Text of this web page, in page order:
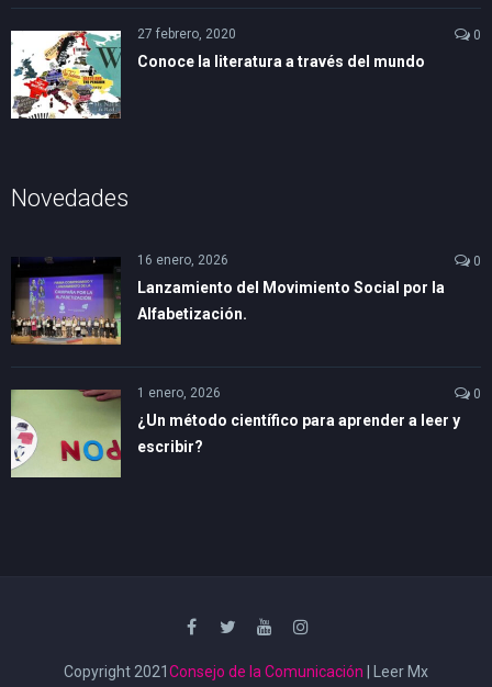
27 febrero, 2020 0
Conoce la literatura a través del mundo
Novedades
16 enero, 2026 0
Lanzamiento del Movimiento Social por la
Alfabetización.
1 enero, 2026 0
¿Un método científico para aprender a leer y
escribir?
Copyright 2021 Consejo de la Comunicación | Leer Mx